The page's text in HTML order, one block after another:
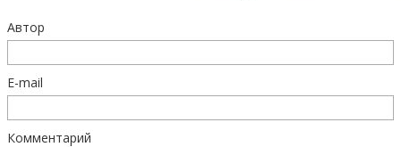
Автор
E-mail
Комментарий